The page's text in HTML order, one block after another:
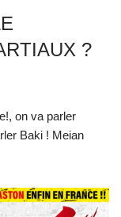
?
on va parler
Baki ! Meian